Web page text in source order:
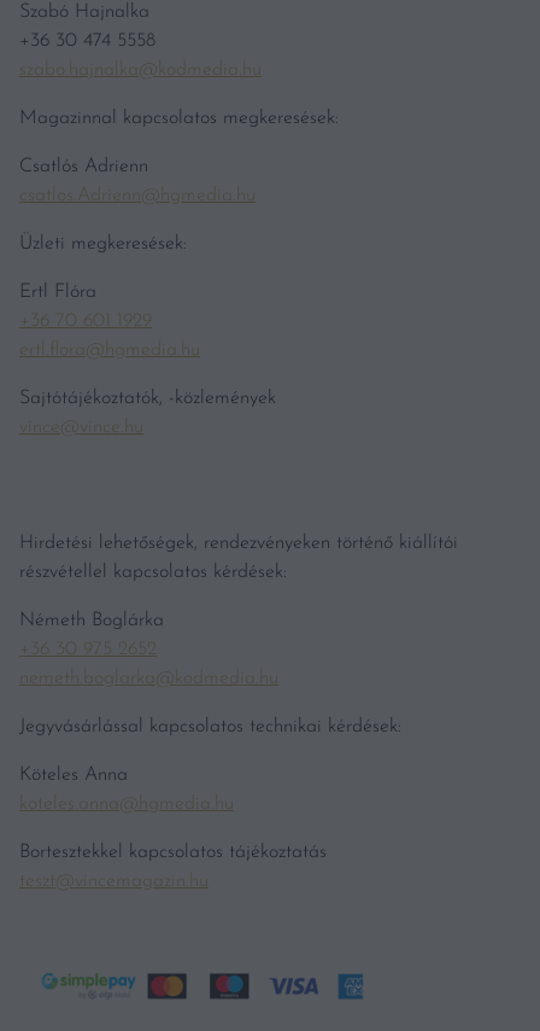
Szabó Hajnalka
+36 30 474 5558
szabo.hajnalka@kodmedia.hu
Magazinnal kapcsolatos megkeresések:
Csatlós Adrienn
csatlos.Adrienn@hgmedia.hu
Üzleti megkeresések:
Ertl Flóra
+36 70 601 1929
ertl.flora@hgmedia.hu
Sajtótájékoztatók, -közlemények
vince@vince.hu
Hirdetési lehetőségek, rendezvényeken történő kiállítói
részvétellel kapcsolatos kérdések:
Németh Boglárka
+36 30 975 2652
nemeth.boglarka@kodmedia.hu
Jegyvásárlással kapcsolatos technikai kérdések:
Köteles Anna
koteles.anna@hgmedia.hu
Bortesztekkel kapcsolatos tájékoztatás
teszt@vincemagazin.hu